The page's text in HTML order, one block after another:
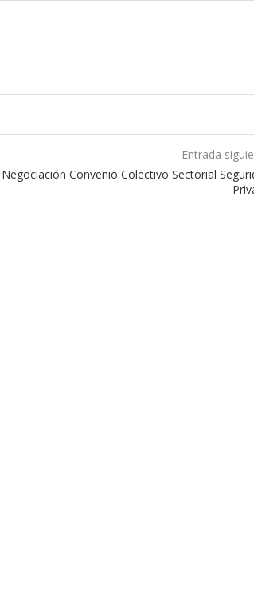
Entrada
Negociación Convenio Colectivo Sectorial